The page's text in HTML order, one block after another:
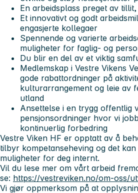
En arbeidsplass preget av
Et innovativt og godt
engasjerte kollegaer
Spennende og varierte
muligheter for faglig- og
Du blir en del av et viktig
Medlemskap i Vestre Vikens
gode rabattordninger på
kulturarrangement og leie av
utland
Ansettelse i en trygg offentlig
pensjonsordninger hvor vi
kontinuerlig forbedring
Vestre Viken HF er opptatt av å
tilbyr kompetanseheving og det
muligheter for deg internt.
Vil du lese mer om vårt arbeid
se: https://vestreviken.no/om-oss/
Vi gjør oppmerksom på at